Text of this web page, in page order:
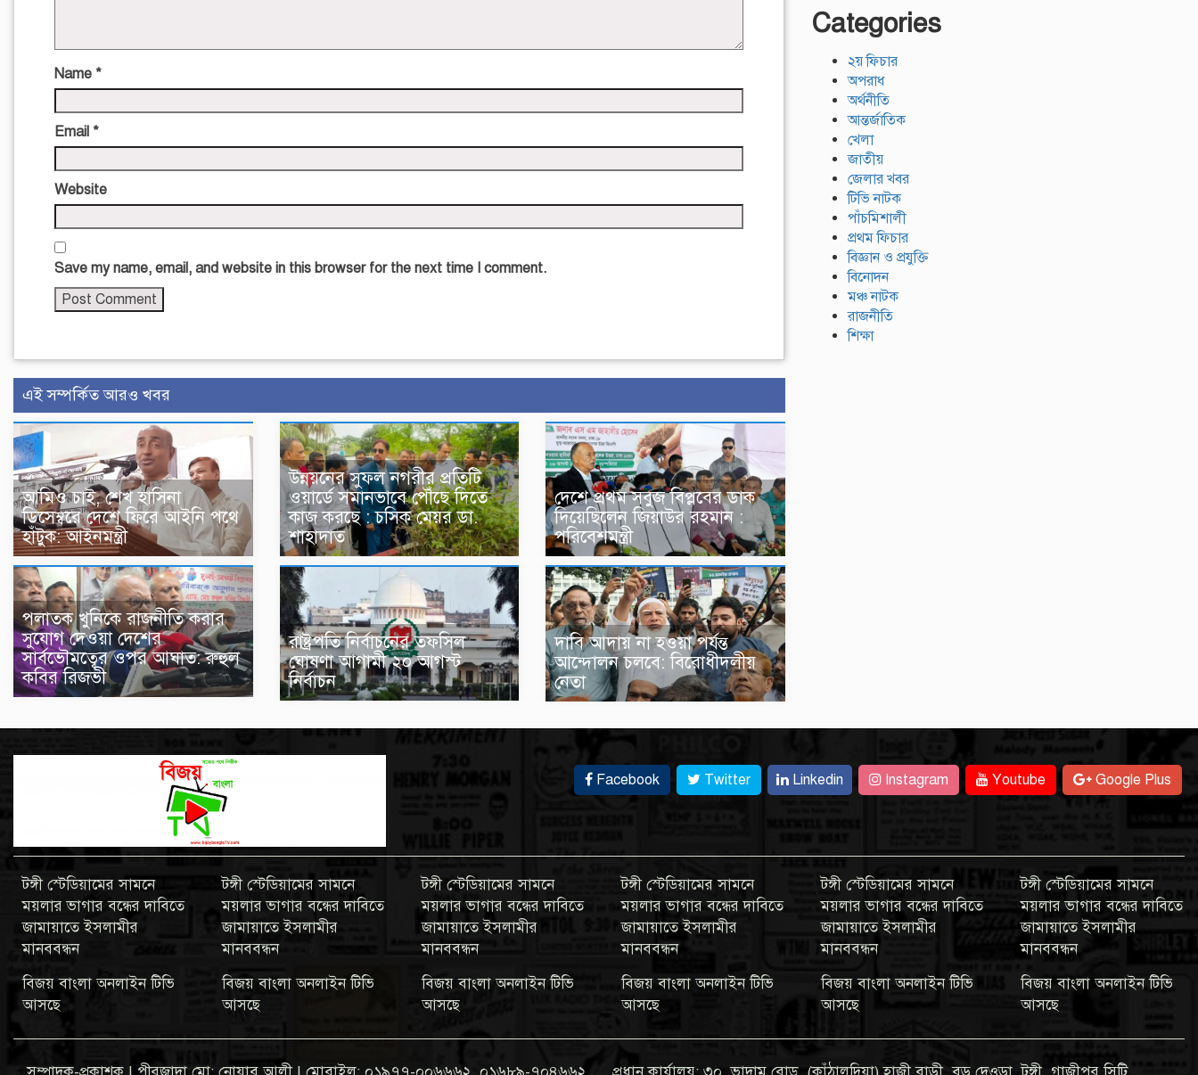
Name *
Email *
Website
Save my name, email, and website in this browser for the next time I comment.
এই সম্পর্কিত আরও খবর
আমিও চাই, শেখ হাসিনা
ডিসেম্বরে দেশে ফিরে আইনি পথে
হাঁটুক: আইনমন্ত্রী
উন্নয়নের সুফল নগরীর প্রতিটি
ওয়ার্ডে সমানভাবে পৌঁছে দিতে
কাজ করছে : চসিক মেয়র ডা.
শাহাদাত
দেশে প্রথম সবুজ বিপ্লবের ডাক
দিয়েছিলেন জিয়াউর রহমান :
পরিবেশমন্ত্রী
পলাতক খুনিকে রাজনীতি করার
সুযোগ দেওয়া দেশের
সার্বভৌমত্বের ওপর আঘাত: রুহুল
কবির রিজভী
রাষ্ট্রপতি নির্বাচনের তফসিল
ঘোষণা আগামী ২০ আগস্ট
নির্বাচন
দাবি আদায় না হওয়া পর্যন্ত
আন্দোলন চলবে: বিরোধীদলীয়
নেতা
Categories
২য় ফিচার
অপরাধ
অর্থনীতি
আন্তর্জাতিক
খেলা
জাতীয়
জেলার খবর
টিভি নাটক
পাঁচমিশালী
প্রথম ফিচার
বিজ্ঞান ও প্রযুক্তি
বিনোদন
মঞ্চ নাটক
রাজনীতি
শিক্ষা
Facebook Twitter Linkedin Instagram Youtube Google Plus
টঙ্গী স্টেডিয়ামের সামনে
ময়লার ভাগার বন্ধের দাবিতে
জামায়াতে ইসলামীর
মানববন্ধন
বিজয় বাংলা অনলাইন টিভি
আসছে
টঙ্গী স্টেডিয়ামের সামনে
ময়লার ভাগার বন্ধের দাবিতে
জামায়াতে ইসলামীর
মানববন্ধন
বিজয় বাংলা অনলাইন টিভি
আসছে
টঙ্গী স্টেডিয়ামের সামনে
ময়লার ভাগার বন্ধের দাবিতে
জামায়াতে ইসলামীর
মানববন্ধন
বিজয় বাংলা অনলাইন টিভি
আসছে
টঙ্গী স্টেডিয়ামের সামনে
ময়লার ভাগার বন্ধের দাবিতে
জামায়াতে ইসলামীর
মানববন্ধন
বিজয় বাংলা অনলাইন টিভি
আসছে
টঙ্গী স্টেডিয়ামের সামনে
ময়লার ভাগার বন্ধের দাবিতে
জামায়াতে ইসলামীর
মানববন্ধন
বিজয় বাংলা অনলাইন টিভি
আসছে
টঙ্গী স্টেডিয়ামের সামনে
ময়লার ভাগার বন্ধের দাবিতে
জামায়াতে ইসলামীর
মানববন্ধন
বিজয় বাংলা অনলাইন টিভি
আসছে